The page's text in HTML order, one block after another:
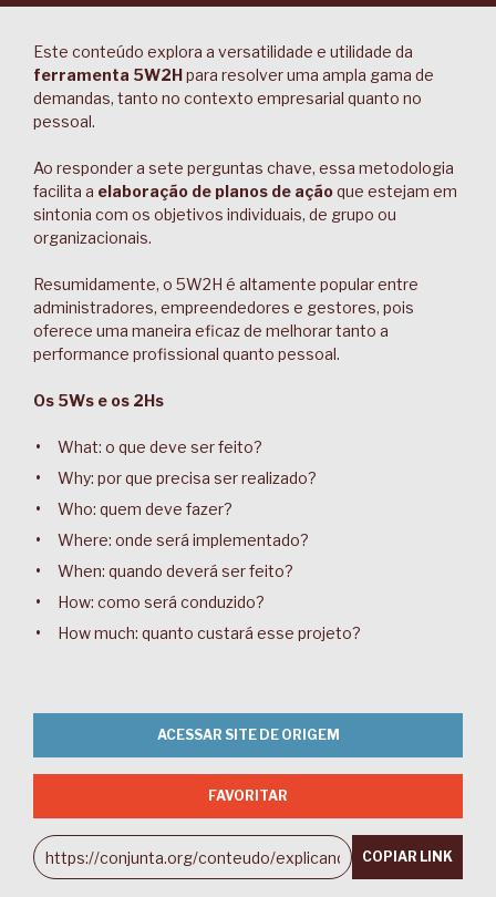
Este conteúdo explora a versatilidade e utilidade da
ferramenta 5W2Hpara resolver uma ampla gama de
demandas, tanto no contexto empresarial quanto no
pessoal.
Ao responder a sete perguntas chave, essa metodologia
facilita a elaboração de planos de açãoque estejam em
sintonia com os objetivos individuais, de grupo ou
organizacionais.
Resumidamente, o 5W2H é altamente popular entre
administradores, empreendedores e gestores, pois
oferece uma maneira eficaz de melhorar tanto a
performance profissional quanto pessoal.
Os 5Ws e os 2Hs
What: o que deve ser feito?
Why: por que precisa ser realizado?
Who: quem deve fazer?
Where: onde será implementado?
When: quando deverá ser feito?
How: como será conduzido?
How much: quanto custará esse projeto?
ACESSAR SITE DE ORIGEM
FAVORITAR
COPIAR LINK